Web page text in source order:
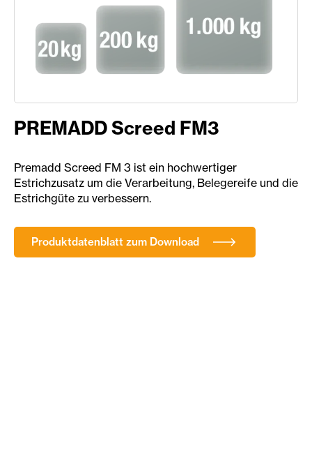
PREMADD Screed FM3
Premadd Screed FM 3 ist ein hochwertiger
Estrichzusatz um die Verarbeitung, Belegereife und die
Estrichgüte zu verbessern.
Produktdatenblatt zum Download